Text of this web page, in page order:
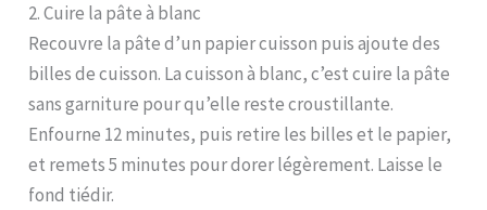
2. Cuire la pâte à blanc
Recouvre la pâte d’un papier cuisson puis ajoute des
billes de cuisson. La cuisson à blanc, c’est cuire la pâte
sans garniture pour qu’elle reste croustillante.
Enfourne 12 minutes, puis retire les billes et le papier,
et remets 5 minutes pour dorer légèrement. Laisse le
fond tiédir.